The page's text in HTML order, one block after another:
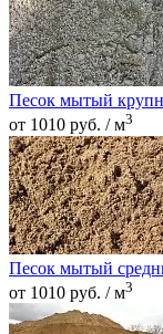
Песок мытый
от 1010 руб. / м3
Песок мытый
от 1010 руб. / м3